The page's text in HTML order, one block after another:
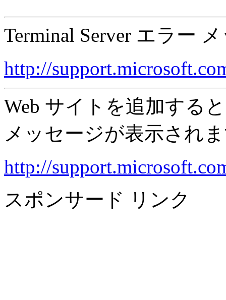
Terminal Server エラー
http://
Web サイトを追加する
メッセージが表示され
http://
スポンサード リンク